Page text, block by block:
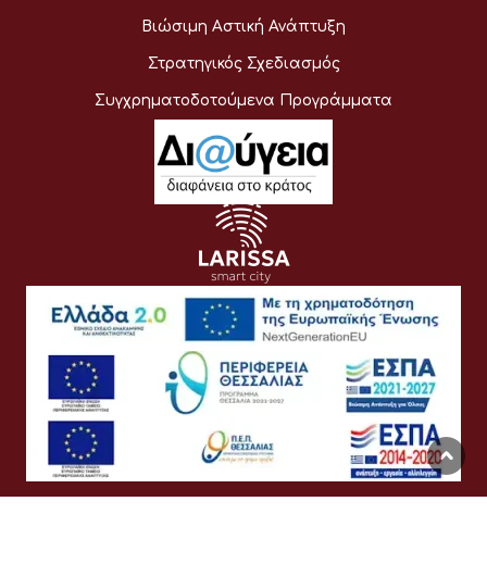
Βιώσιμη Αστική Ανάπτυξη
Στρατηγικός Σχεδιασμός
Συγχρηματοδοτούμενα Προγράμματα